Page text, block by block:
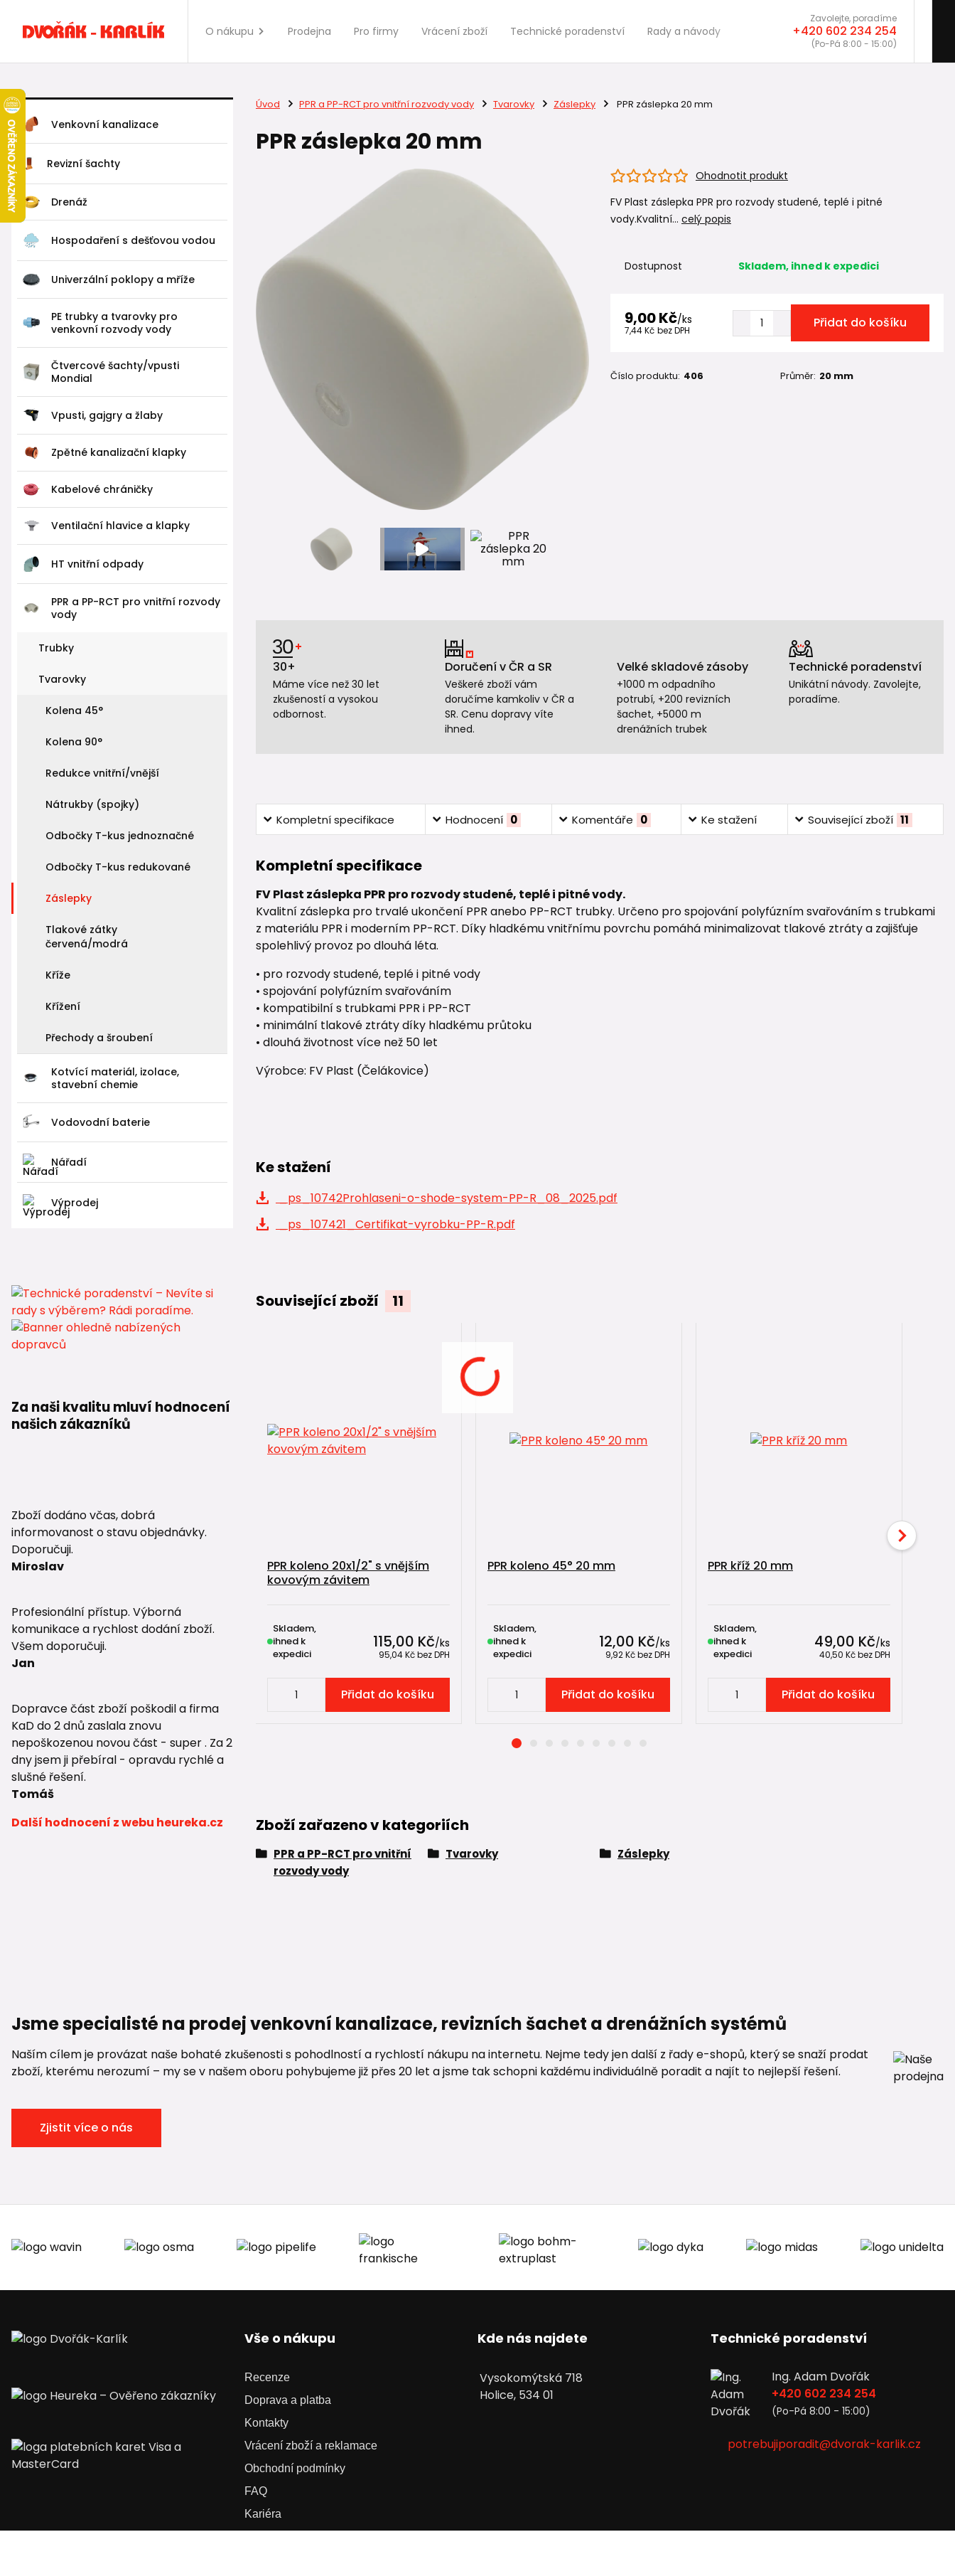
O nákupu Prodejna Pro firmy Vrácení zboží Technické poradenství Rady a návody
Zavolejte, poradíme
+420 602 234 254
(Po-Pá 8:00 - 15:00)
Venkovní kanalizace
Revizní šachty
Drenáž
Hospodaření s dešťovou vodou
Univerzální poklopy a mříže
PE trubky a tvarovky pro
venkovní rozvody vody
Čtvercové šachty/vpusti
Mondial
Vpusti, gajgry a žlaby
Zpětné kanalizační klapky
Kabelové chráničky
Ventilační hlavice a klapky
HT vnitřní odpady
PPR a PP-RCT pro vnitřní rozvody
vody
Trubky
Tvarovky
Kolena 45°
Kolena 90°
Redukce vnitřní/vnější
Nátrukby (spojky)
Odbočky T-kus jednoznačné
Odbočky T-kus redukované
Záslepky
Tlakové zátky
červená/modrá
Kříže
Křížení
Přechody a šroubení
Kotvící materiál, izolace,
stavební chemie
Vodovodní baterie
Nářadí
Výprodej
Za naši kvalitu mluví hodnocení
našich zákazníků
Zboží dodáno včas, dobrá
informovanost o stavu objednávky.
Doporučuji.
Miroslav
Profesionální přístup. Výborná
komunikace a rychlost dodání zboží.
Všem doporučuji.
Jan
Dopravce část zboží poškodil a firma
KaD do 2 dnů zaslala znovu
nepoškozenou novou část - super . Za 2
dny jsem ji přebíral - opravdu rychlé a
slušné řešení.
Tomáš
Další hodnocení z webu heureka.cz
Úvod PPR a PP-RCT pro vnitřní rozvody vody Tvarovky Záslepky PPR záslepka 20 mm
PPR záslepka 20 mm
Ohodnotit produkt
FV Plast záslepka PPR pro rozvody studené, teplé i pitné
vody.Kvalitní... celý popis
Dostupnost Skladem, ihned k expedici
9,00 Kč/ks
7,44 Kč bez DPH Přidat do košíku
Číslo produktu: 406 Průměr: 20 mm
30+
Máme více než 30 let
zkušeností a vysokou
odbornost.
Doručení v ČR a SR
Veškeré zboží vám
doručíme kamkoliv v ČR a
SR. Cenu dopravy víte
ihned.
Velké skladové zásoby
+1000 m odpadního
potrubí, +200 revizních
šachet, +5000 m
drenážních trubek
Technické poradenství
Unikátní návody. Zavolejte,
poradíme.
Kompletní specifikace Hodnocení 0 Komentáře 0 Ke stažení Související zboží 11
Kompletní specifikace
FV Plast záslepka PPR pro rozvody studené, teplé i pitné vody.
Kvalitní záslepka pro trvalé ukončení PPR anebo PP-RCT trubky. Určeno pro spojování polyfúzním svařováním s trubkami
z materiálu PPR i moderním PP-RCT. Díky hladkému vnitřnímu povrchu pomáhá minimalizovat tlakové ztráty a zajišťuje
spolehlivý provoz po dlouhá léta.
• pro rozvody studené, teplé i pitné vody
• spojování polyfúzním svařováním
• kompatibilní s trubkami PPR i PP-RCT
• minimální tlakové ztráty díky hladkému průtoku
• dlouhá životnost více než 50 let
Výrobce: FV Plast (Čelákovice)
Ke stažení
_ps_10742Prohlaseni-o-shode-system-PP-R_08_2025.pdf
_ps_107421_Certifikat-vyrobku-PP-R.pdf
Související zboží 11
PPR koleno 20x1/2" s vnějším
kovovým závitem
115,00 Kč/ks
95,04 Kčbez DPH
Skladem,
ihned k
expedici
Přidat do košíku
PPR koleno 45° 20 mm
12,00 Kč/ks
9,92 Kčbez DPH
Skladem,
ihned k
expedici
Přidat do košíku
PPR kříž 20 mm
49,00 Kč/ks
40,50 Kčbez DPH
Skladem,
ihned k
expedici
Přidat do košíku
Zboží zařazeno v kategoriích
PPR a PP-RCT pro vnitřní
rozvody vody
Tvarovky Záslepky
Jsme specialisté na prodej venkovní kanalizace, revizních šachet a drenážních systémů
Naším cílem je provázat naše bohaté zkušenosti s pohodlností a rychlostí nákupu na internetu. Nejme tedy jen další z řady e-shopů, který se snaží prodat
zboží, kterému nerozumí – my se v našem oboru pohybujeme již přes 20 let a jsme tak schopni každému individuálně poradit a najít to nejlepší řešení.
Zjistit více o nás
Vše o nákupu
Recenze
Doprava a platba
Kontakty
Vrácení zboží a reklamace
Obchodní podmínky
FAQ
Kariéra
Kde nás najdete
Vysokomýtská 718
Holice, 534 01
Technické poradenství
Ing. Adam Dvořák
+420 602 234 254
(Po-Pá 8:00 - 15:00)
potrebujiporadit@dvorak-karlik.cz